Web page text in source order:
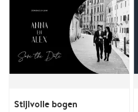
Stijlvolle bogen